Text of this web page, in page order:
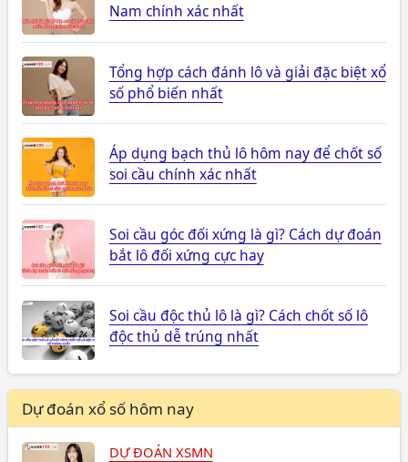
Nam chính xác nhất
Tổng hợp cách đánh lô và giải đặc biệt xổ
số phổ biến nhất
Áp dụng bạch thủ lô hôm nay để chốt số
soi cầu chính xác nhất
Soi cầu góc đối xứng là gì? Cách dự đoán
bắt lô đối xứng cực hay
Soi cầu độc thủ lô là gì? Cách chốt số lô
độc thủ dễ trúng nhất
Dự đoán xổ số hôm nay
DỰ ĐOÁN XSMN